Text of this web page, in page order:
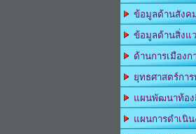
ข้อมูลด้านสังค
ข้อมูลด้านสิ่งแ
ด้านการเมืองก
ยุทธศาสตร์กา
แผนพัฒนาท้อ
แผนการดำเนิ